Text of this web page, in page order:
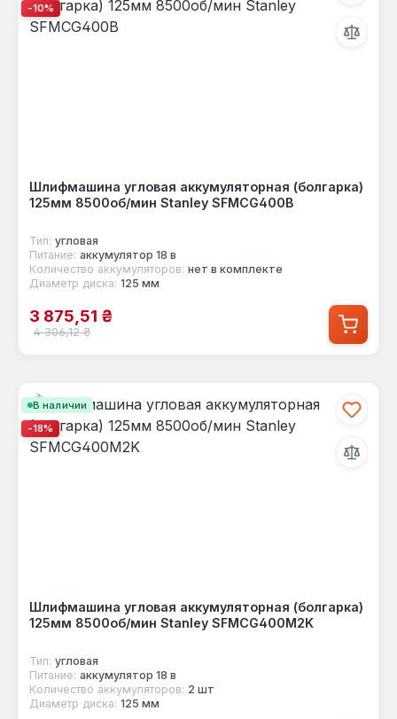
-10%
Шлифмашина угловая аккумуляторная (болгарка)
125мм 8500об/мин Stanley SFMCG400B
Тип: угловая
Питание: аккумулятор 18 в
Количество аккумуляторов: нет в комплекте
Диаметр диска: 125 мм
Цена продажи:
3 875,51 ₴
Обычная цена:
4 306,12 ₴
В наличии
-18%
Шлифмашина угловая аккумуляторная (болгарка)
125мм 8500об/мин Stanley SFMCG400M2K
Тип: угловая
Питание: аккумулятор 18 в
Количество аккумуляторов: 2 шт
Диаметр диска: 125 мм